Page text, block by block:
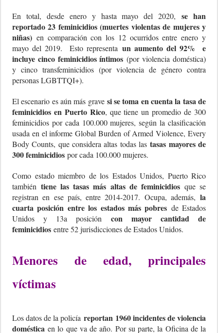
En total, desde enero y hasta mayo del 2020,se han
reportado 23 feminicidios (muertes violentas de mujeres y
niñas) en comparación con los 12 ocurridos entre enero y
mayo del 2019. Esto representa un aumento del 92% e
incluye cinco feminicidios íntimos (por violencia doméstica)
y cinco transfeminicidios (por violencia de género contra
personas LGBTTQI+).
El escenario es aún más grave si se toma en cuenta la tasa de
feminicidios en Puerto Rico, que tiene un promedio de 300
feminicidios por cada 100.000 mujeres, según la clasificación
usada en el informe Global Burden of Armed Violence, Every
Body Counts, que considera altas todas lastasas mayores de
300 feminicidios por cada 100.000 mujeres.
Como estado miembro de los Estados Unidos, Puerto Rico
tambiéntiene las tasas más altas de feminicidiosque se
registran en ese país, entre 2014-2017. Ocupa, además, la
cuarta posición entre los estados más pobres de Estados
Unidos y 13a posición con mayor cantidad de
feminicidios entre 52 jurisdicciones de Estados Unidos.
Menores de edad, principales
víctimas
Los datos de la policía reportan 1960 incidentes de violencia
doméstica en lo que va de año. Por su parte, la Oficina de la